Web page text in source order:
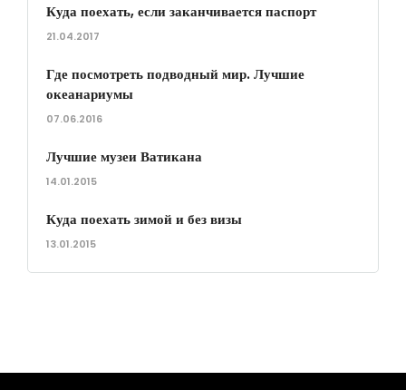
Куда поехать, если заканчивается паспорт
21.04.2017
Где посмотреть подводный мир. Лучшие
океанариумы
07.06.2016
Лучшие музеи Ватикана
14.01.2015
Куда поехать зимой и без визы
13.01.2015